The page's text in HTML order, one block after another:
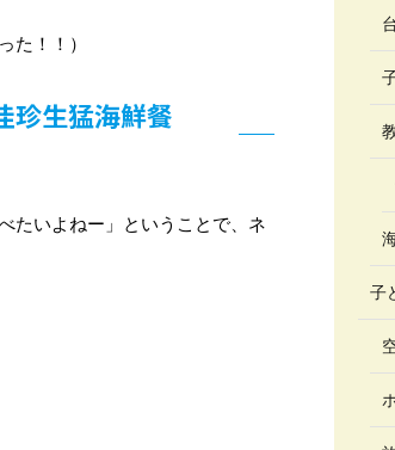
た！！）
珍生猛海鮮餐
たいよねー」ということで、ネ
子